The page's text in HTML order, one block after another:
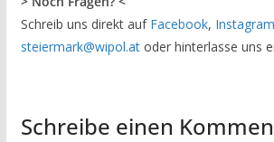
Schreib uns direkt auf Facebook, Instagram
steiermark@wipol.atoder hinterlasse uns
Schreibe einen